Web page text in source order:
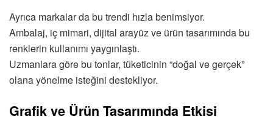
Ayrıca markalar da bu trendi hızla benimsiyor.
Ambalaj, iç mimari, dijital arayüz ve ürün tasarımında bu
renklerin kullanımı yaygınlaştı.
Uzmanlara göre bu tonlar, tüketicinin “doğal ve gerçek”
olana yönelme isteğini destekliyor.
Grafik ve Ürün Tasarımında Etkisi